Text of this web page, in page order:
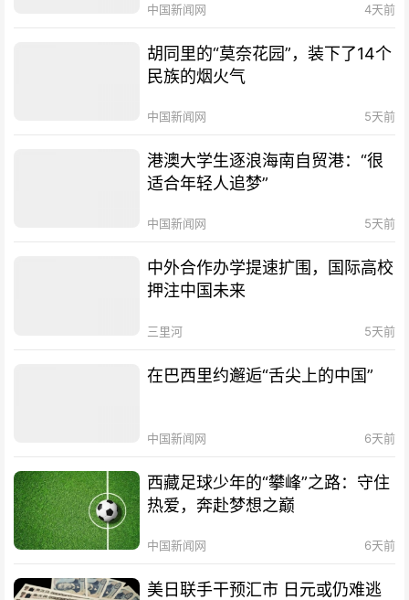
中国新闻网 4天前
胡同里的“莫奈花园”，装下了14个
民族的烟火气
中国新闻网 5天前
港澳大学生逐浪海南自贸港：“很
适合年轻人追梦”
中国新闻网 5天前
中外合作办学提速扩围，国际高校
押注中国未来
三里河 5天前
在巴西里约邂逅“舌尖上的中国”
中国新闻网 6天前
西藏足球少年的“攀峰”之路：守住
热爱，奔赴梦想之巅
中国新闻网 6天前
美日联手干预汇市 日元或仍难逃